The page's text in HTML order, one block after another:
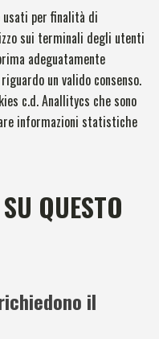
per finalità di
sui terminali degli utenti
adeguatamente
un valido consenso.
c.d. Anallitycs che sono
informazioni statistiche
QUESTO
il